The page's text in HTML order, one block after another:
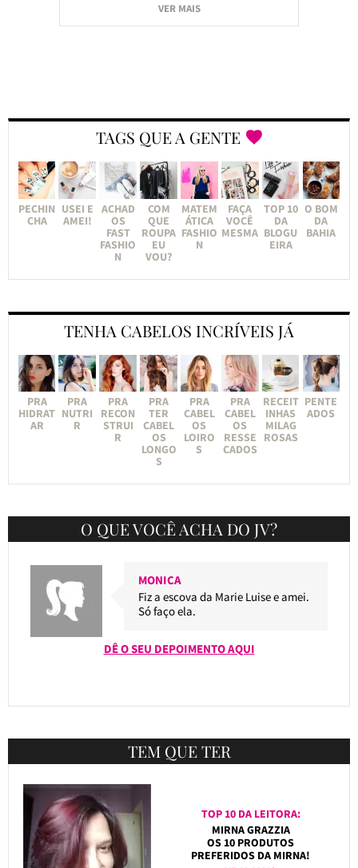
VER MAIS
TAGS QUE A GENTE
PECHIN
CHA
USEI E
AMEI!
ACHAD
OS
FAST
FASHIO
N
COM
QUE
ROUPA
EU
VOU?
MATEM
ÁTICA
FASHIO
N
FAÇA
VOCÊ
MESMA
TOP 10
DA
BLOGU
EIRA
O BOM
DA
BAHIA
TENHA CABELOS INCRÍVEIS JÁ
PRA
HIDRAT
AR
PRA
NUTRI
R
PRA
RECON
STRUI
R
PRA
TER
CABEL
OS
LONGO
S
PRA
CABEL
OS
LOIRO
S
PRA
CABEL
OS
RESSE
CADOS
RECEIT
INHAS
MILAG
ROSAS
PENTE
ADOS
O QUE VOCÊ ACHA DO JV?
MONICA
Fiz a escova da Marie Luise e amei.
Só faço ela.
DÊ O SEU DEPOIMENTO AQUI
TEM QUE TER
TOP 10 DA LEITORA:
MIRNA GRAZZIA
OS 10 PRODUTOS
PREFERIDOS DA MIRNA!